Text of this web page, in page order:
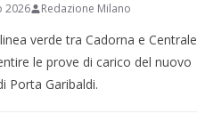
2026 Redazione Milano
verde tra Cadorna e Centrale
le prove di carico del nuovo
Porta Garibaldi.